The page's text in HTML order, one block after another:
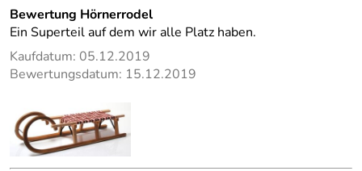
Bewertung Hörnerrodel
Ein Superteil auf dem wir alle Platz haben.
Kaufdatum: 05.12.2019
Bewertungsdatum: 15.12.2019